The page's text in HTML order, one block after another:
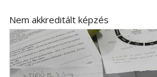
Nem akkreditált képzés